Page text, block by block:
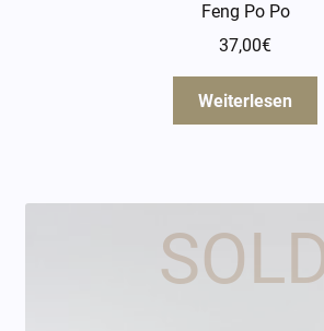
Feng Po Po
37,00€
Weiterlesen